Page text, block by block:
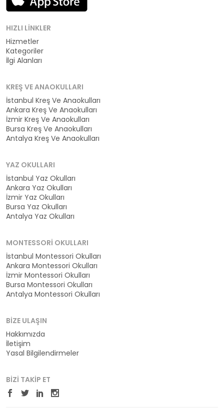
HIZLI LINKLER
Hizmetler
Kategoriler
İlgi Alanları
KREŞ VE ANAOKULLARI
İstanbul Kreş Ve Anaokulları
Ankara Kreş Ve Anaokulları
İzmir Kreş Ve Anaokulları
Bursa Kreş Ve Anaokulları
Antalya Kreş Ve Anaokulları
YAZ OKULLARI
İstanbul Yaz Okulları
Ankara Yaz Okulları
İzmir Yaz Okulları
Bursa Yaz Okulları
Antalya Yaz Okulları
MONTESSORI OKULLARI
İstanbul Montessori Okulları
Ankara Montessori Okulları
İzmir Montessori Okulları
Bursa Montessori Okulları
Antalya Montessori Okulları
BIZE ULAŞIN
Hakkımızda
İletişim
Yasal Bilgilendirmeler
BIZI TAKIP ET